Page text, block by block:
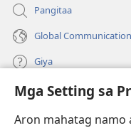
Mga Setting sa
Aron mahatag namo
Pangitaa
Global Communication
Giya
Donasyon
(mo-
open